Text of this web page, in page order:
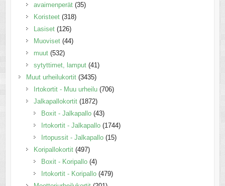
avaimenperät (35)
Koristeet (318)
Lasiset (126)
Muoviset (44)
muut (532)
sytyttimet, lamput (41)
Muut urheilukortit (3435)
Irtokortit - Muu urheilu (706)
Jalkapallokortit (1872)
Boxit - Jalkapallo (43)
Irtokortit - Jalkapallo (1744)
Irtopussit - Jalkapallo (15)
Koripallokortit (497)
Boxit - Koripallo (4)
Irtokortit - Koripallo (479)